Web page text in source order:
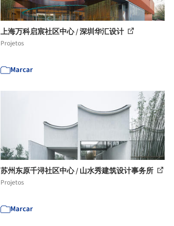
上海万科启宸社区中心 / 深圳华汇设计
Projetos
Marcar
苏州东原千浔社区中心 / 山水秀建筑设计事务所
Projetos
Marcar